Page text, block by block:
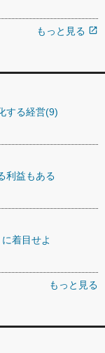
もっと見る open_in_new
する経営(9)
利益もある
着目せよ
もっと見る